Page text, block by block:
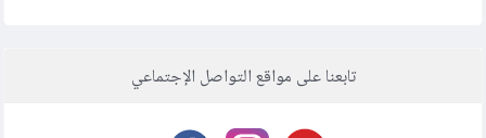
تابعنا على مواقع التواصل الإجتماعي